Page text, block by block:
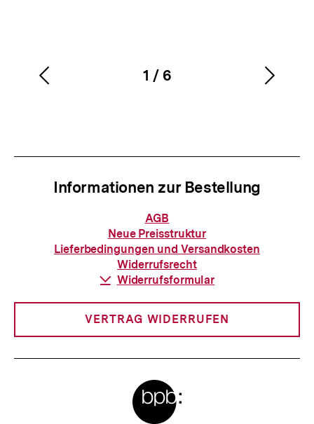
Karussellinhalt
1
von
/ 6
Vorherigen
Informationen zur Bestellung
Informationen
zur
Bestellung
AGB
Neue Preisstruktur
Lieferbedingungen und Versandkosten
Widerrufsrecht
Download-
Widerrufsformular
VERTRAG WIDERRUFEN